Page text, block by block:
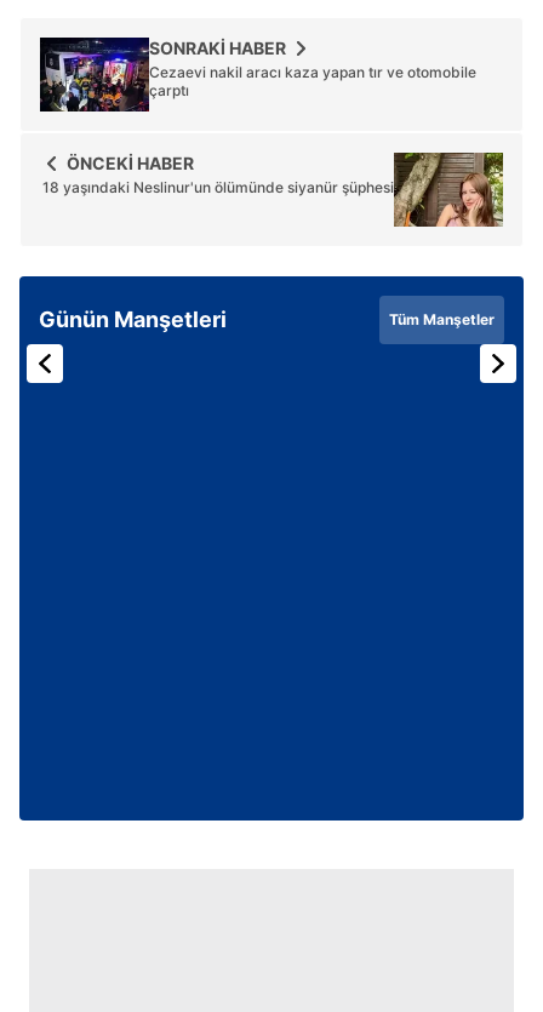
6698 sayılı Kişisel Verilerin Korunması Kanunu uyarınca
hazırlanmış Aydınlatma Metnimizi okumak ve sitemizde
ilgili mevzuata uygun olarak kullanılan çerezlerle ilgili bilgi
SONRAKİ HABER
Cezaevi nakil aracı kaza yapan tır ve otomobile
çarptı
ÖNCEKİ HABER
18 yaşındaki Neslinur'un ölümünde siyanür şüphesi
Günün Manşetleri Tüm Manşetler